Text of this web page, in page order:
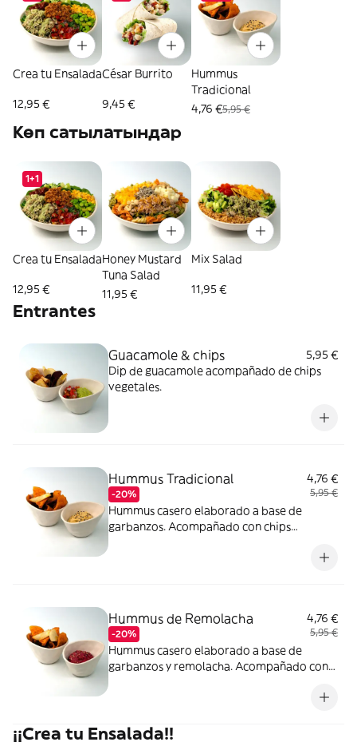
Crea tu Ensalada
12,95 €
César Burrito
9,45 €
Hummus
Tradicional
4,76 €5,95 €
Көп сатылатындар
1+1
Crea tu Ensalada
12,95 €
Honey Mustard
Tuna Salad
11,95 €
Mix Salad
11,95 €
Entrantes
Guacamole & chips
5,95 €
Dip de guacamole acompañado de chips
vegetales.
Hummus Tradicional
-20%
4,76 €
5,95 €
Hummus casero elaborado a base de
garbanzos. Acompañado con chips
Hummus de Remolacha
-20%
4,76 €
5,95 €
Hummus casero elaborado a base de
garbanzos y remolacha. Acompañado con
¡¡Crea tu Ensalada!!